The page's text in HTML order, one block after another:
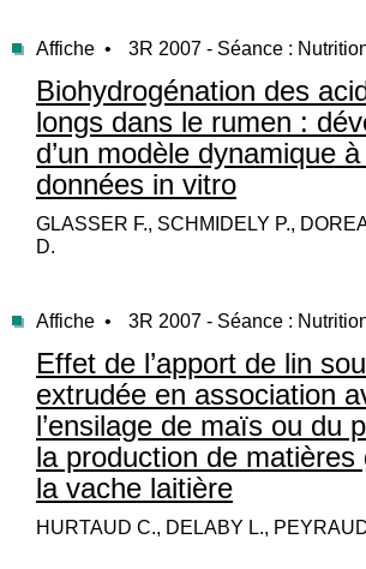
Affiche • 3R 2007 - Séance :
Biohydrogénation des
longs dans le rumen :
d’un modèle dynamique
données in vitro
GLASSER F., SCHMIDELY P.,
D.
Affiche • 3R 2007 - Séance :
Effet de l’apport de lin
extrudée en association
l’ensilage de maïs ou du
la production de matières
la vache laitière
HURTAUD C., DELABY L.,